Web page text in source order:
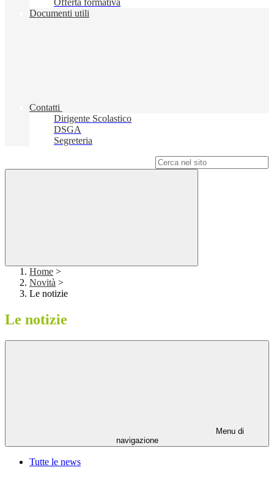
Offerta formativa
Documenti utili
Contatti
Dirigente Scolastico
DSGA
Segreteria
Home >
Novità >
Le notizie
Le notizie
Menu di
navigazione
Tutte le news